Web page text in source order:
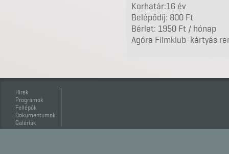
Korhatár:16 év
Belépődíj: 800 Ft
Bérlet: 1950 Ft / hónap
Agóra Filmklub-kártyás
Hírek
Programok
Fellépők
Dokumentumok
Galériák